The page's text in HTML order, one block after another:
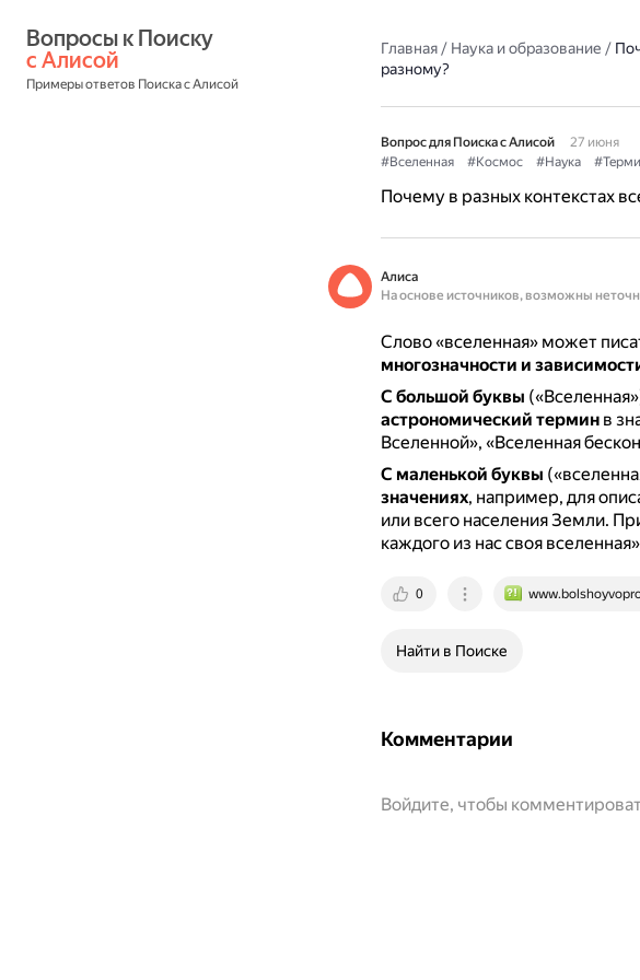
с Алисой
Примеры ответов Поиска с Алисой
Главная/ Наука и образование /
разному?
Вопрос для Поиска с Алисой
27 июня
#Вселенная
#Космос #Наука
Почему в разных контекстах
Алиса
На основе источников, возможны
Слово «вселенная» может
многозначности и
С большой буквы
астрономический терминв
Вселенной», «Вселенная
С маленькой буквы
значениях, например, для
или всего населения Земли.
каждого из нас своя
0
Найти в Поиске
Комментарии
Войдите, чтобы